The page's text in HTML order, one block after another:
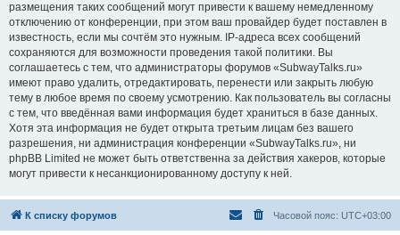
размещения таких сообщений могут привести к вашему немедленному
отключению от конференции, при этом ваш провайдер будет поставлен в
известность, если мы сочтём это нужным. IP-адреса всех сообщений
сохраняются для возможности проведения такой политики. Вы
соглашаетесь с тем, что администраторы форумов «SubwayTalks.ru»
имеют право удалить, отредактировать, перенести или закрыть любую
тему в любое время по своему усмотрению. Как пользователь вы согласны
с тем, что введённая вами информация будет храниться в базе данных.
Хотя эта информация не будет открыта третьим лицам без вашего
разрешения, ни администрация конференции «SubwayTalks.ru», ни
phpBB Limited не может быть ответственна за действия хакеров, которые
могут привести к несанкционированному доступу к ней.
К списку форумов Часовой пояс: UTC+03:00